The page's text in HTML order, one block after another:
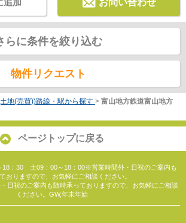
お問い合わせ
追加
らに条件を絞り込む
物件リクエスト
地(売買))路線・駅から探す > 富山地方鉄道富山地方
ページトップに戻る
18：30 土09：00～18：00※営業時間外・日祝のご案内も
おりますので、お気軽にご相談ください。
日祝のご案内も随時承っておりますので、お気軽にご相談
ください。GW,年末年始